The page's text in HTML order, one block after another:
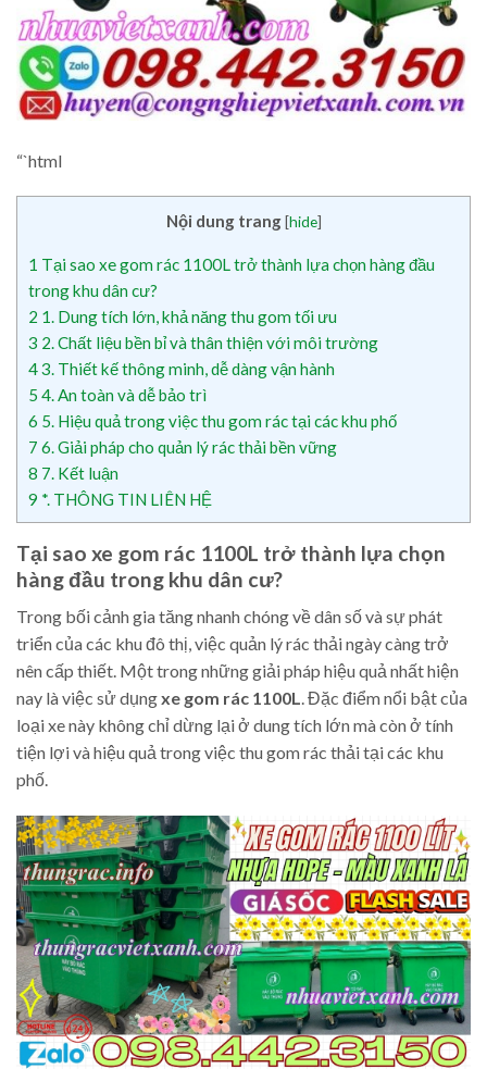
“`html
Nội dung trang [hide]
1 Tại sao xe gom rác 1100L trở thành lựa chọn hàng đầu
trong khu dân cư?
2 1. Dung tích lớn, khả năng thu gom tối ưu
3 2. Chất liệu bền bỉ và thân thiện với môi trường
43. Thiết kế thông minh, dễ dàng vận hành
5 4. An toàn và dễ bảo trì
6 5. Hiệu quả trong việc thu gom rác tại các khu phố
7 6. Giải pháp cho quản lý rác thải bền vững
8 7. Kết luận
9 *. THÔNG TIN LIÊN HỆ
Tại sao xe gom rác 1100L trở thành lựa chọn
hàng đầu trong khu dân cư?
Trong bối cảnh gia tăng nhanh chóng về dân số và sự phát
triển của các khu đô thị, việc quản lý rác thải ngày càng trở
nên cấp thiết. Một trong những giải pháp hiệu quả nhất hiện
nay là việc sử dụngxe gom rác 1100L. Đặc điểm nổi bật của
loại xe này không chỉ dừng lại ở dung tích lớn mà còn ở tính
tiện lợi và hiệu quả trong việc thu gom rác thải tại các khu
phố.